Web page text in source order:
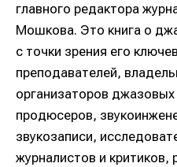
главного редактора
Мошкова. Это книга о
с точки зрения его
преподавателей,
организаторов
продюсеров,
звукозаписи,
журналистов и